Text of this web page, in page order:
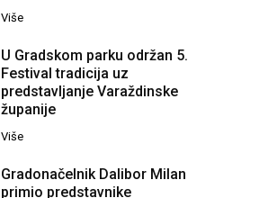
Više
U Gradskom parku održan 5.
Festival tradicija uz
predstavljanje Varaždinske
županije
Više
Gradonačelnik Dalibor Milan
primio predstavnike